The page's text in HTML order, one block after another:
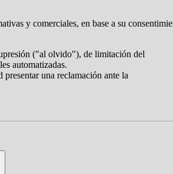
y comerciales, en base a su
("al olvido"), de limitación del
automatizadas.
presentar una reclamación ante la